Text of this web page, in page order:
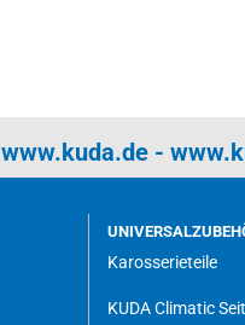
www.kuda.de-
Karosserieteile
KUDA Climatic